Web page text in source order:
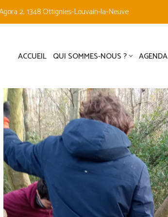
2, 1348 Ottignies-Louvain-la-Neuve
ACCUEIL QUI SOMMES-NOUS ? AGENDA